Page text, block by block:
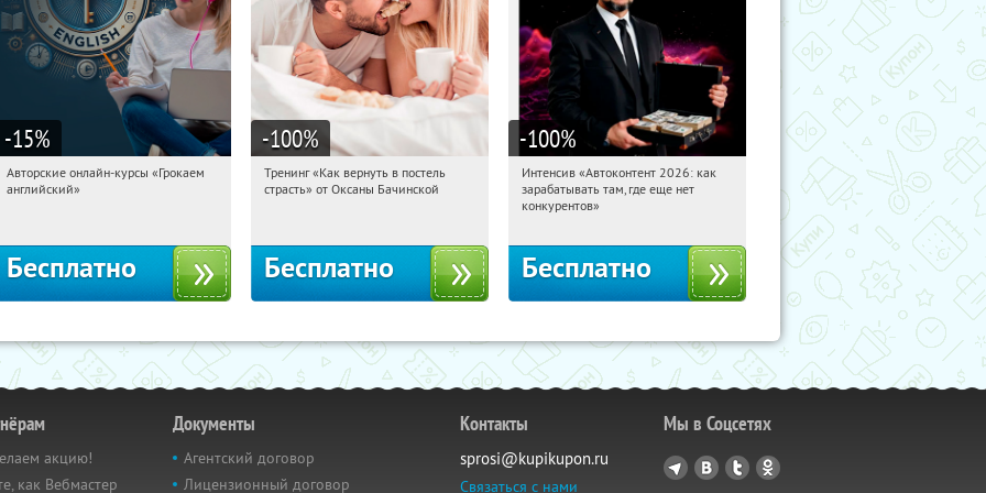
-15%
10:36:17 Получили:
Авторские онлайн-курсы «Грокаем
английский»
Бесплатно
-100%
10:36:17 Получили:
Тренинг «Как вернуть в постель
страсть» от Оксаны Бачинской
Бесплатно
-100%
10:36:17 Получили:
Россия
Интенсив «Автоконтент 2026: как
зарабатывать там, где еще нет
конкурентов»
Бесплатно
акцию!
как Вебмастер
Документы
Агентский договор
Лицензионный договор
Контакты
sprosi@kupikupon.ru
Связаться с нами
Мы в Соцсетях